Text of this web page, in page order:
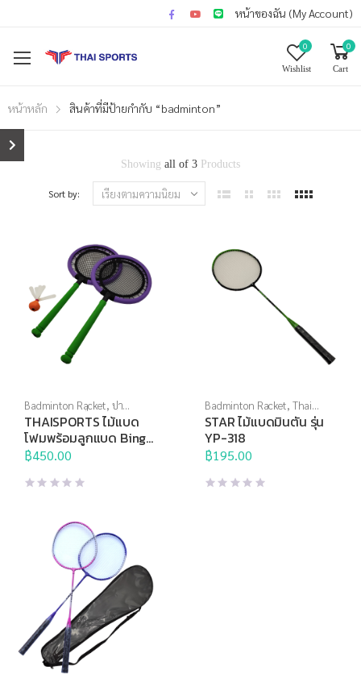
หน้าของฉัน (My Account)
0
Wishlist
0
Cart
หน้าหลัก สินค้าที่มีป้ายกำกับ “badminton”
Showing all of 3 Products
Sort by:
Badminton Racket, ปา
เป้า,เกมส์ และสื่อการเรียนการ
สอน,สินค้าล็อตสุดท้าย,สื่อการ
เรียนการสอน,แบดมินตัน
THAISPORTS ไม้แบด
โฟมพร้อมลูกแบด Bing
Bank Super Kick
฿450.00
Badminton Racket, Thai
Sports, Thai Sports Brand, จัด
อุปกรณ์กีฬาเพื่อบริจาค,
แบดมินตัน
STAR ไม้แบดมินตัน รุ่น
YP-318
฿195.00